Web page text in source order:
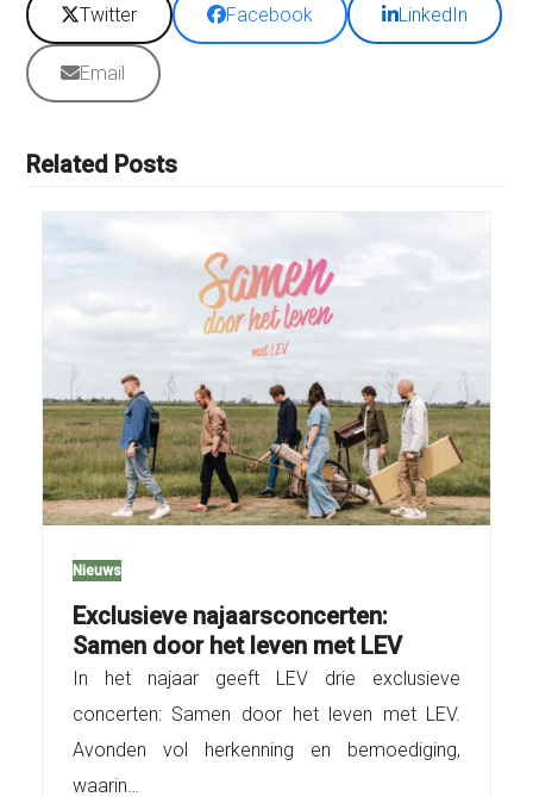
Twitter Facebook LinkedIn
Email
Related Posts
Nieuws
Exclusieve najaarsconcerten:
Samen door het leven met LEV
In het najaar geeft LEV drie exclusieve
concerten: Samen door het leven met LEV.
Avonden vol herkenning en bemoediging,
waarin…